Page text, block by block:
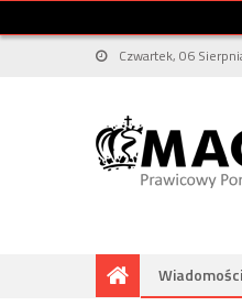
Czwartek, 06
Wiadomości